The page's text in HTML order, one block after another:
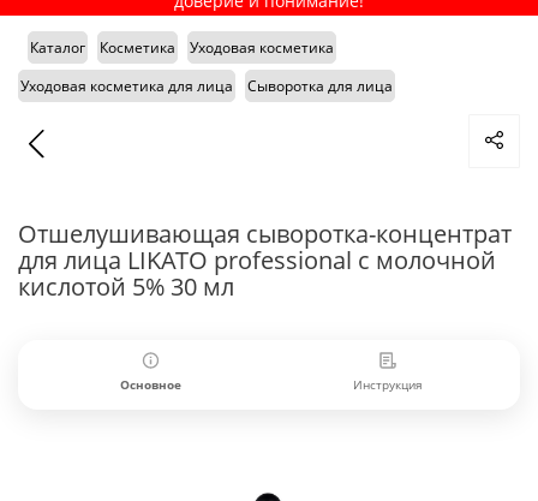
Каталог Косметика
Уходовая косметика
Уходовая косметика для лица
Сыворотка для лица
Отшелушивающая сыворотка-концентрат
для лица LIKATO professional с молочной
кислотой 5% 30 мл
Основное Инструкция